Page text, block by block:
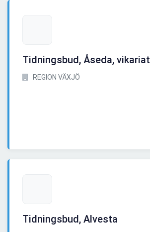
Tidningsbud, Åseda, vikariat
REGION VÄXJÖ
Tidningsbud, Alvesta